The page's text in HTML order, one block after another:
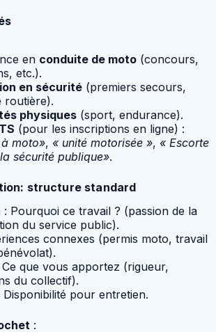
en conduite de moto (concours,
etc.).
en sécurité (premiers secours,
routière).
physiques (sport, endurance).
(pour les inscriptions en ligne) :
moto», « unité motorisée », « Escorte
sécurité publique».
structure standard
: Pourquoi ce travail ? (passion de la
du service public).
connexes (permis moto, travail
Ce que vous apportez (rigueur,
du collectif).
Disponibilité pour entretien.
: